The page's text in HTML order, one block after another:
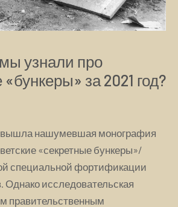
узнали про
за 2021 год?
вышла нашумевшая монография
«секретные бункеры»/
специальной фортификации
Однако исследовательская
правительственным